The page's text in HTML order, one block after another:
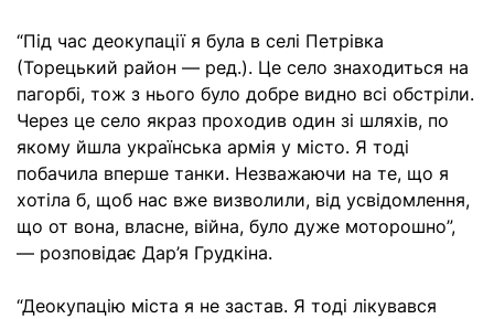
“Під час деокупації я була в селі Петрівка
(Торецький район — ред.). Це село знаходиться на
пагорбі, тож з нього було добре видно всі обстріли.
Через це село якраз проходив один зі шляхів, по
якому йшла українська армія у місто. Я тоді
побачила вперше танки. Незважаючи на те, що я
хотіла б, щоб нас вже визволили, від усвідомлення,
що от вона, власне, війна, було дуже моторошно”,
— розповідає Дар’я Грудкіна.
“Деокупацію міста я не застав. Я тоді лікувався